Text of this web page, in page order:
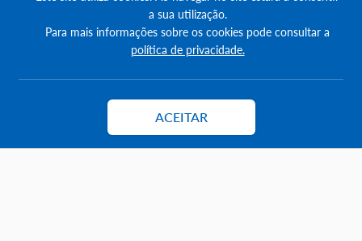
Pesquisa Certificados SCE
Redes sociais
a sua utilização.
Para mais informações sobre os cookies pode consultar a
política de privacidade.
ACEITAR